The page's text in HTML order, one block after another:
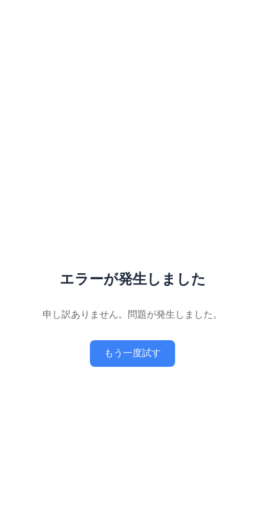
エラーが発生しました
申し訳ありません。問題が発生しました。
もう一度試す